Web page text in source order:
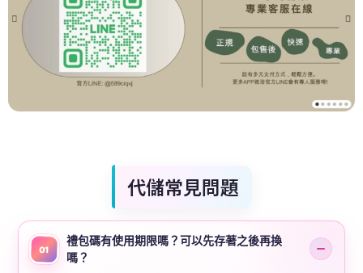
代儲常見問題
01
禮包碼有使用期限嗎？可以先存著之後再換
嗎？